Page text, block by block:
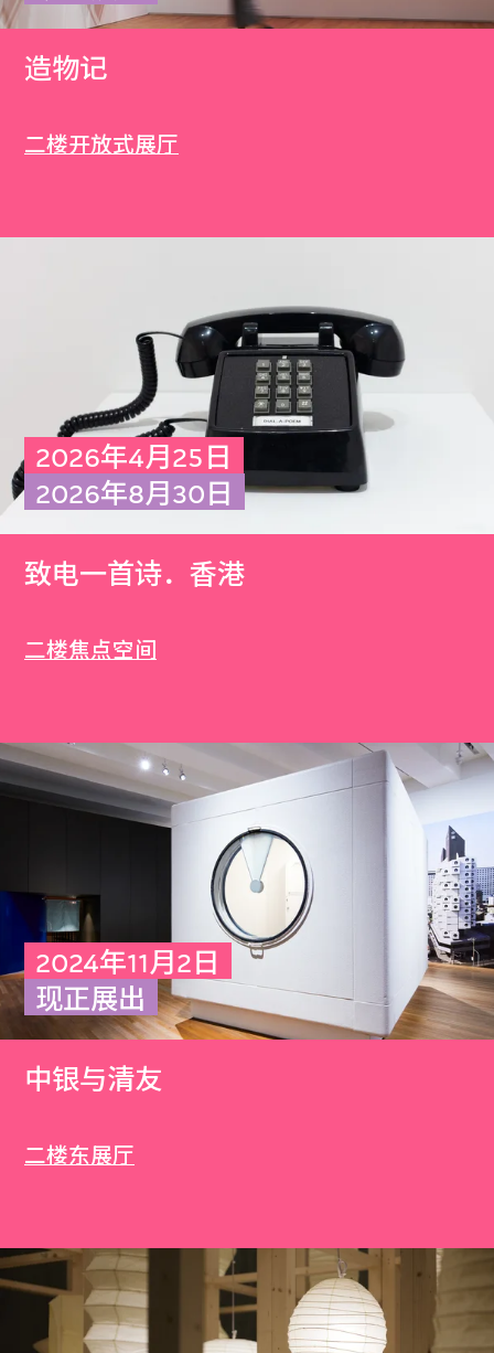
造物记
二楼开放式展厅
2026年4月25日
2026年8月30日
致电一首诗．香港
二楼焦点空间
2024年11月2日
现正展出
中银与清友
二楼东展厅